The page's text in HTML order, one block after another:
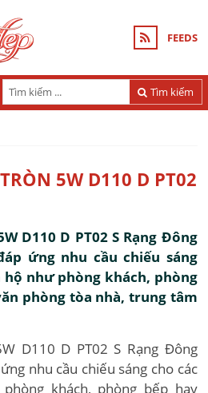
FEEDS
Tìm kiếm
5W D110 D PT02
D110 D PT02 S Rạng Đông
ứng nhu cầu chiếu sáng
hộ như phòng khách, phòng
phòng tòa nhà, trung tâm
D110 D PT02 S Rạng Đông
nhu cầu chiếu sáng cho các
khách, phòng bếp hay